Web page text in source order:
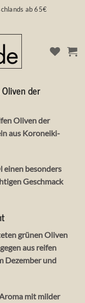
ab 65€
– AUS
der
Oliven der
aus Koroneiki-
einen besonders
Geschmack
grünen Oliven
aus reifen
Dezember und
mit milder